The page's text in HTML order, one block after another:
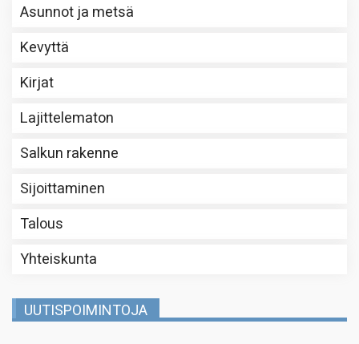
Asunnot ja metsä
Kevyttä
Kirjat
Lajittelematon
Salkun rakenne
Sijoittaminen
Talous
Yhteiskunta
UUTISPOIMINTOJA